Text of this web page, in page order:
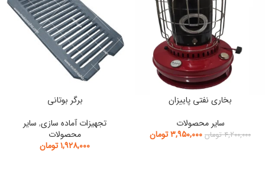
بخاری نفتی پاییزان
سایر محصولات
۴,۲۰۰,۰۰۰ تومان ۳,۹۵۰,۰۰۰تومان
برگر بوتانی
تجهیزات آماده سازی, سایر
محصولات
۱,۹۲۸,۰۰۰تومان